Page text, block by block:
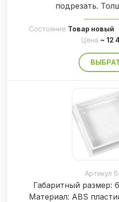
подрезать.
Состояние Товар новый
Цена ~ 12
Артикул
Габаритный размер:
Материал: ABS